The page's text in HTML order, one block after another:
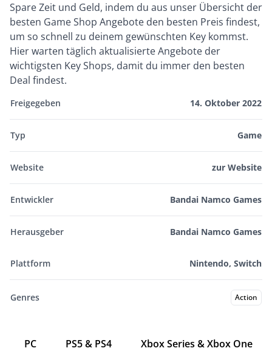
Spare Zeit und Geld, indem du aus unser Übersicht der
besten Game Shop Angebote den besten Preis findest,
um so schnell zu deinem gewünschten Key kommst.
Hier warten täglich aktualisierte Angebote der
wichtigsten Key Shops, damit du immer den besten
Deal findest.
Freigegeben 14. Oktober 2022
Typ Game
Website zur Website
Entwickler Bandai Namco Games
Herausgeber Bandai Namco Games
Plattform Nintendo, Switch
Genres Action
PC PS5 & PS4 Xbox Series & Xbox One